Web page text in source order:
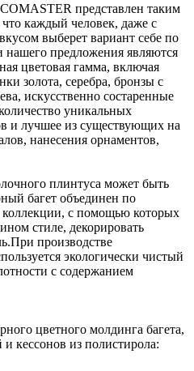
представлен таким
каждый человек, даже с
выберет вариант себе по
предложения являются
цветовая гамма, включая
золота, серебра, бронзы с
искусственно состаренные
уникальных
и лучшее из существующих на
нанесения орнаментов,
плинтуса может быть
багет объединен по
с помощью которых
стиле, декорировать
производстве
экологически чистый
с содержанием
цветного молдинга багета,
и кессонов из полистирола: